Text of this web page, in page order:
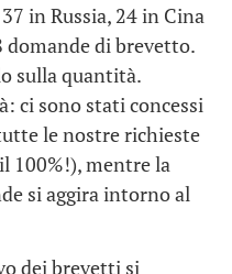
in Russia, 24 in Cina
domande di brevetto.
sulla quantità.
ci sono stati concessi
le nostre richieste
100%!), mentre la
si aggira intorno al
dei brevetti si